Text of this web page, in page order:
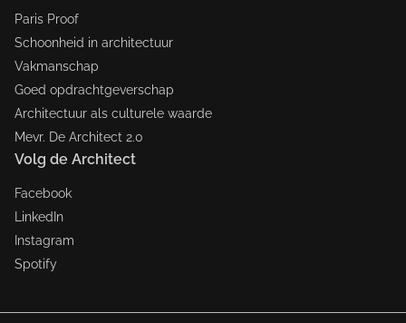
Paris Proof
Schoonheid in architectuur
Vakmanschap
Goed opdrachtgeverschap
Architectuur als culturele waarde
Mevr. De Architect 2.0
Volg de Architect
Facebook
LinkedIn
Instagram
Spotify